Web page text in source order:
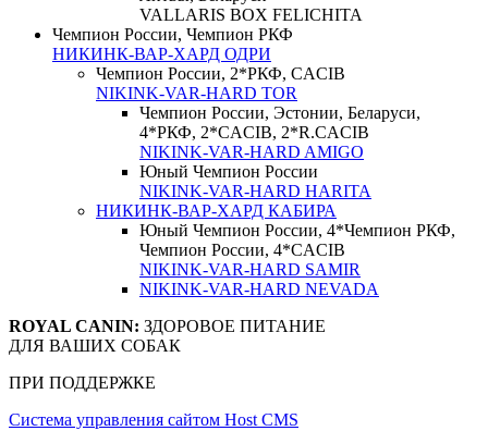
VALLARIS BOX FELICHITA
Чемпион России, Чемпион РКФ
НИКИНК-ВАР-ХАРД ОДРИ
Чемпион России, 2*РКФ, CACIB
NIKINK-VAR-HARD TOR
Чемпион России, Эстонии, Беларуси,
4*РКФ, 2*CACIB, 2*R.CACIB
NIKINK-VAR-HARD AMIGO
Юный Чемпион России
NIKINK-VAR-HARD HARITA
НИКИНК-ВАР-ХАРД КАБИРА
Юный Чемпион России, 4*Чемпион РКФ,
Чемпион России, 4*CACIB
NIKINK-VAR-HARD SAMIR
NIKINK-VAR-HARD NEVADA
ROYAL CANIN: ЗДОРОВОЕ ПИТАНИЕ
ДЛЯ ВАШИХ СОБАК
ПРИ ПОДДЕРЖКЕ
Система управления сайтом Host CMS